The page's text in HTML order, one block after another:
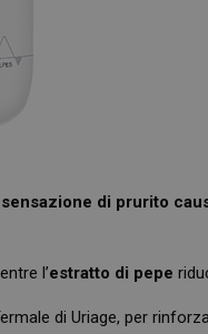
sensazione di prurito
l’estratto di pepe
di Uriage, per